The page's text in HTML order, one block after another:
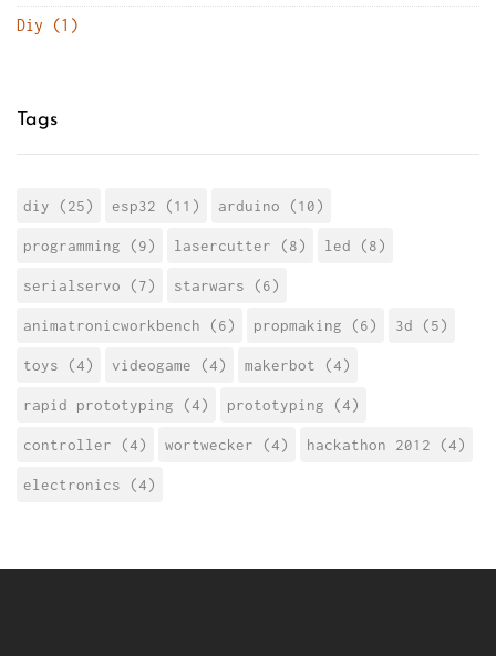
Diy (1)
Tags
diy (25) esp32 (11) arduino (10)
programming (9) lasercutter (8) led (8)
serialservo (7) starwars (6)
animatronicworkbench (6) propmaking (6) 3d (5)
toys (4) videogame (4) makerbot (4)
rapid prototyping (4) prototyping (4)
controller (4) wortwecker (4) hackathon 2012 (4)
electronics (4)